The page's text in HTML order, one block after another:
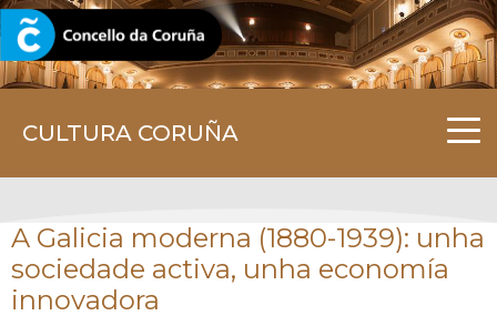
CULTURA CORUÑA
CORUNA.GAL
A Galicia moderna (1880-1939): unha
sociedade activa, unha economía
innovadora